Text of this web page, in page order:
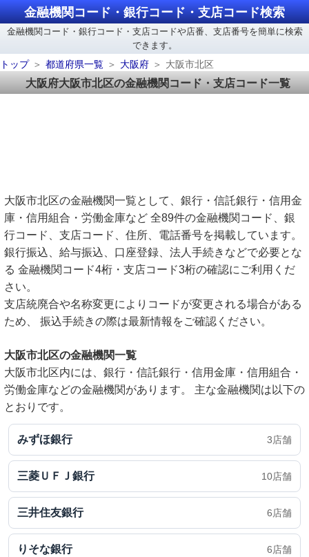
金融機関コード・銀行コード・支店コード検索
金融機関コード・銀行コード・支店コードや店番、支店番号を簡単に検索
できます。
トップ
都道府県一覧 大阪府 大阪市北区
大阪府大阪市北区の金融機関コード・支店コード一覧
大阪市北区の金融機関一覧として、銀行・信託銀行・信用金
庫・信用組合・労働金庫など 全89件の金融機関コード、銀
行コード、支店コード、住所、電話番号を掲載しています。
銀行振込、給与振込、口座登録、法人手続きなどで必要とな
る 金融機関コード4桁・支店コード3桁の確認にご利用くだ
さい。
支店統廃合や名称変更によりコードが変更される場合がある
ため、 振込手続きの際は最新情報をご確認ください。
大阪市北区の金融機関一覧
大阪市北区内には、銀行・信託銀行・信用金庫・信用組合・
労働金庫などの金融機関があります。 主な金融機関は以下の
とおりです。
みずほ銀行 3店舗
三菱ＵＦＪ銀行 10店舗
三井住友銀行 6店舗
りそな銀行 6店舗